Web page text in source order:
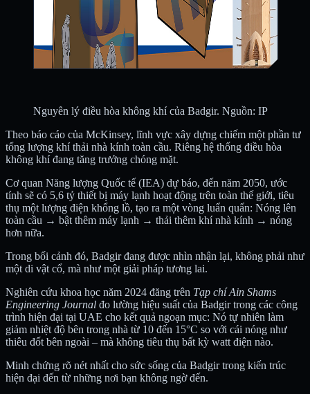
Nguyên lý điều hòa không khí của Badgir. Nguồn: IP
Theo báo cáo của McKinsey, lĩnh vực xây dựng chiếm một phần tư
tổng lượng khí thải nhà kính toàn cầu. Riêng hệ thống điều hòa
không khí đang tăng trưởng chóng mặt.
Cơ quan Năng lượng Quốc tế (IEA) dự báo, đến năm 2050, ước
tính sẽ có 5,6 tỷ thiết bị máy lạnh hoạt động trên toàn thế giới, tiêu
thụ một lượng điện khổng lồ, tạo ra một vòng luẩn quẩn: Nóng lên
toàn cầu → bật thêm máy lạnh → thải thêm khí nhà kính → nóng
hơn nữa.
Trong bối cảnh đó, Badgir đang được nhìn nhận lại, không phải như
một di vật cổ, mà như một giải pháp tương lai.
Nghiên cứu khoa học năm 2024 đăng trên Tạp chí Ain Shams
Engineering Journal đo lường hiệu suất của Badgir trong các công
trình hiện đại tại UAE cho kết quả ngoạn mục: Nó tự nhiên làm
giảm nhiệt độ bên trong nhà từ 10 đến 15°C so với cái nóng như
thiêu đốt bên ngoài – mà không tiêu thụ bất kỳ watt điện nào.
Minh chứng rõ nét nhất cho sức sống của Badgir trong kiến trúc
hiện đại đến từ những nơi bạn không ngờ đến.